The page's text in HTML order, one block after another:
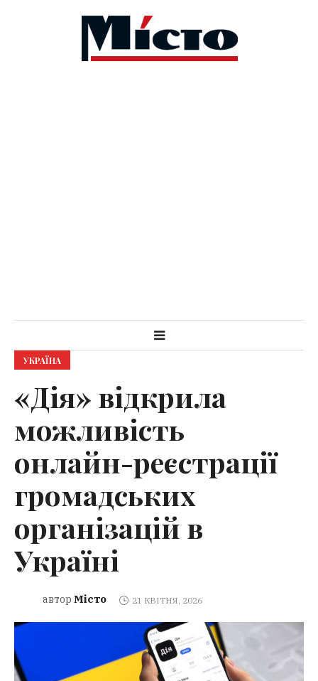
УКРАЇНА
«Дія» відкрила
можливість
онлайн-реєстрації
громадських
організацій в
Україні
автор Місто 21 КВІТНЯ, 2026